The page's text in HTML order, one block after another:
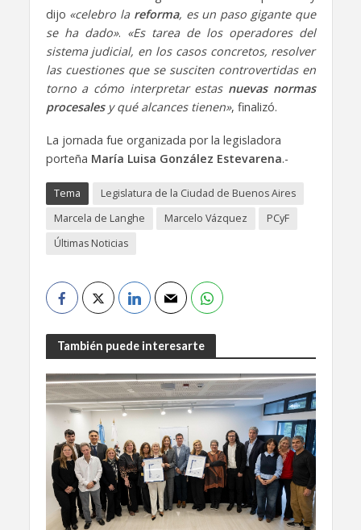
dijo «celebro la reforma, es un paso gigante que
se ha dado». «Es tarea de los operadores del
sistema judicial, en los casos concretos, resolver
las cuestiones que se susciten controvertidas en
torno a cómo interpretar estasnuevas normas
procesalesy qué alcances tienen», finalizó.
La jornada fue organizada por la legisladora
porteña María Luisa González Estevarena.-
Tema
Legislatura de la Ciudad de Buenos Aires
Marcela de Langhe
Marcelo Vázquez
PCyF
Últimas Noticias
También puede interesarte